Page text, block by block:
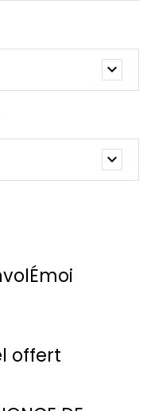
offert